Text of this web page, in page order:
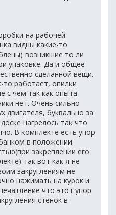
на рабочей
видны какие-то
возникшие то ли
упаковке. Да и общее
сделанной вещи.
работает, опилки
с чем так как опыта
нет. Очень сильно
двигателя, буквально за
нагрелось так что
В комплекте есть упор
в положении
закреплении его
так вот как я не
закруглениям не
нажимать на курок и
что этот упор
стенок в